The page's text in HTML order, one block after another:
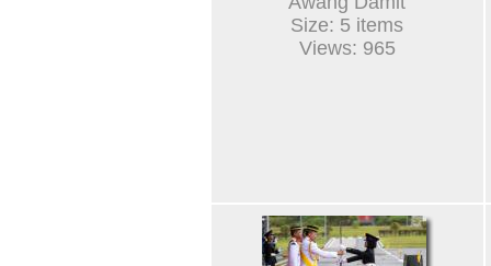
Size: 5 items
Views: 965